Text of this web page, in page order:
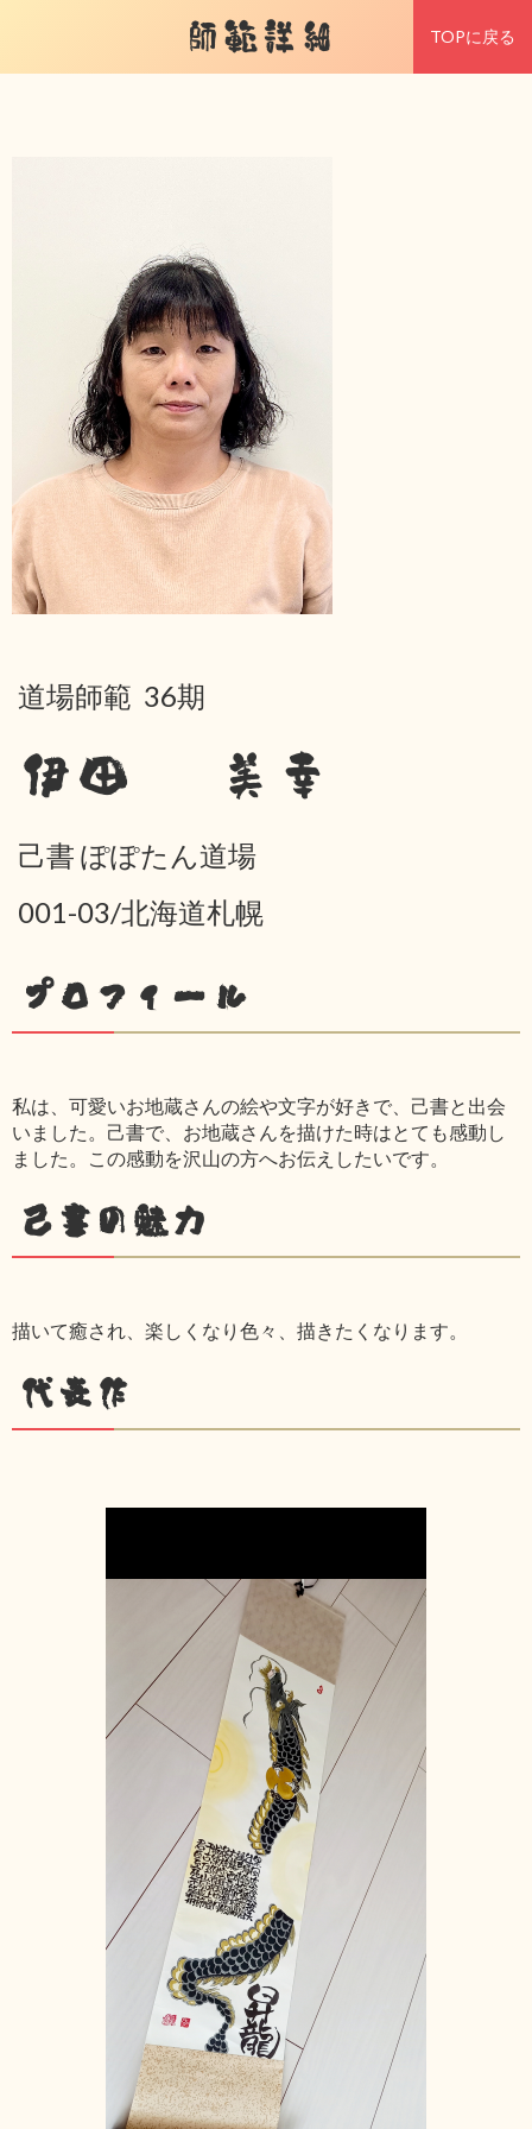
師範詳細 TOPに戻る
道場師範 36期
伊田 美幸
己書 ぽぽたん道場
001-03/北海道札幌
プロフィール
私は、可愛いお地蔵さんの絵や文字が好きで、己書と出会
いました。己書で、お地蔵さんを描けた時はとても感動し
ました。この感動を沢山の方へお伝えしたいです。
己書の魅力
描いて癒され、楽しくなり色々、描きたくなります。
代表作